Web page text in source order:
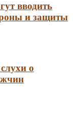
вводить
и защиты
о